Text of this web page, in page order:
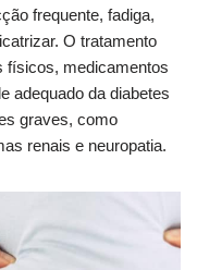
frequente, fadiga,
O tratamento
físicos, medicamentos
adequado da diabetes
graves, como
renais e neuropatia.